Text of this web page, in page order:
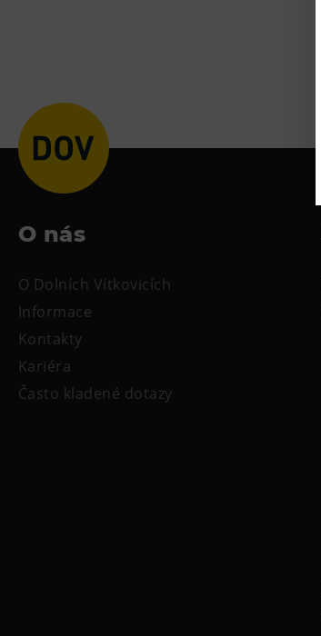
O nás
O Dolních Vítkovicích
Informace
Kontakty
Kariéra
Často kladené dotazy